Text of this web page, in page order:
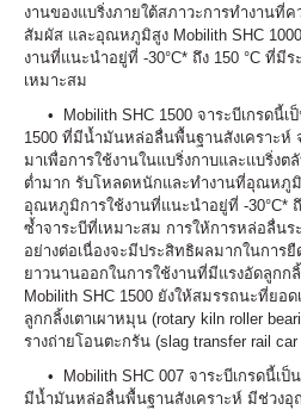
งานของแบริ่งภายใต้สภาวะการทำงานที่ค
สัมผัส และอุณหภูมิสูง Mobilith SHC
งานที่แนะนำอยู่ที่ -30°C* ถึง 150 °C ที่มีร
เหมาะสม
• Mobilith SHC 1500 จาระบีเกรดนี้เ
1500 ที่มีน้ำมันหล่อลื่นพื้นฐานสังเคราะห์
มาเพื่อการใช้งานในแบริ่งกาบและแบริ่ง
ต่ำมาก รับโหลดหนักและทำงานที่อุณหภูมิ
อุณหภูมิการใช้งานที่แนะนำอยู่ที่ -30°C* ถึ
ซ้ำจาระบีที่เหมาะสม การให้การหล่อลื่นร
อย่างต่อเนื่องจะมีประสิทธิผลมากในการ
ยาวนานออกในการใช้งานที่มีแรงอัดลูก
Mobilith SHC 1500 ยังให้สมรรถนะที่ยอ
ลูกกลิ้งเตาเผาหมุน (rotary kiln roller
รางถ่ายโอนตะกรัน (slag transfer rail car
• Mobilith SHC 007 จาระบีเกรดนี้เป็
มีน้ำมันหล่อลื่นพื้นฐานสังเคราะห์ มีช่วง